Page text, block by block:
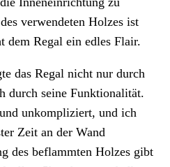
verwendeten Holzes ist
dem Regal ein edles Flair.
das Regal nicht nur durch
durch seine Funktionalität.
unkompliziert, und ich
Zeit an der Wand
des beflammten Holzes gibt